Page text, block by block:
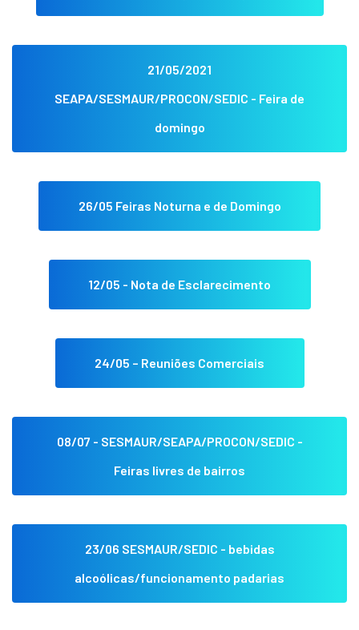
21/05/2021
SEAPA/SESMAUR/PROCON/SEDIC - Feira de
domingo
26/05 Feiras Noturna e de Domingo
12/05 - Nota de Esclarecimento
24/05 – Reuniões Comerciais
08/07 - SESMAUR/SEAPA/PROCON/SEDIC -
Feiras livres de bairros
23/06 SESMAUR/SEDIC - bebidas
alcoólicas/funcionamento padarias